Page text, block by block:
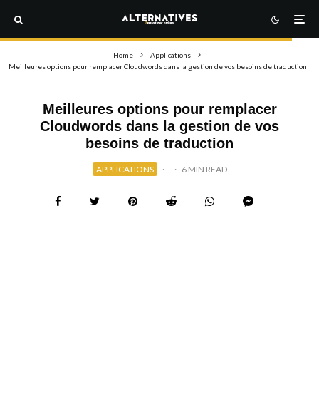
Home
Applications
Meilleures options pour remplacer Cloudwords dans la gestion de vos besoins de traduction
Meilleures options pour remplacer
Cloudwords dans la gestion de vos
besoins de traduction
APPLICATIONS · · 6 MIN READ